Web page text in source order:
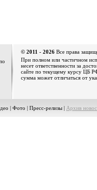
© 2011 - 2026 Все права
При полном или частичном
несет ответственности за
сайте по текущему курсу ЦБ
сумма может отличаться от
| Фото | Пресс-релизы | Архив